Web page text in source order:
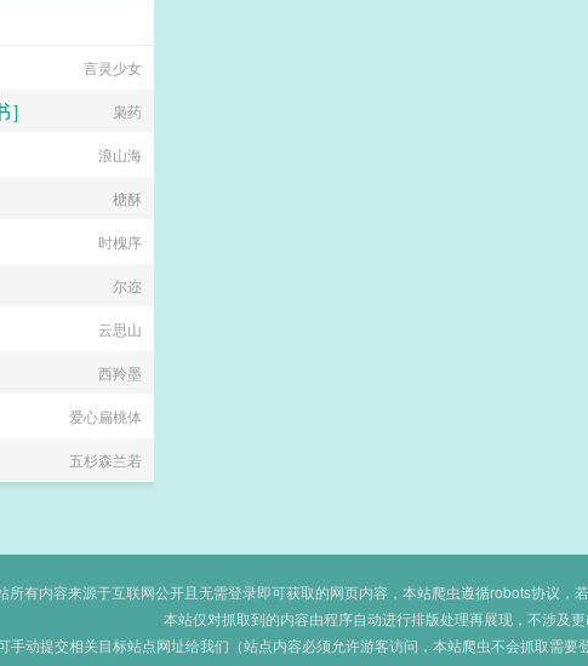
言灵少女
枭药
浪山海
榶酥
时槐序
尔迩
云思山
西羚墨
爱心扁桃体
五杉森兰若
所有内容来源于互联网公开且无需登录即可获取的网页内容，本站爬虫遵循robots协议，
本站仅对抓取到的内容由程序自动进行排版处理再展现，不涉及
手动提交相关目标站点网址给我们（站点内容必须允许游客访问，本站爬虫不会抓取需要